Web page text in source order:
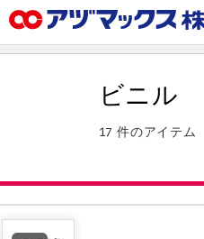
代理店一覧
ビニル
17 件のアイテム